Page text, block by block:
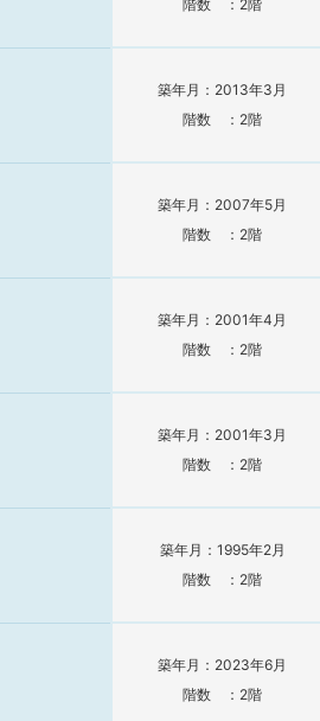
階数 ：2階
築年月：2013年3月
階数 ：2階
築年月：2007年5月
階数 ：2階
築年月：2001年4月
階数 ：2階
築年月：2001年3月
階数 ：2階
築年月：1995年2月
階数 ：2階
築年月：2023年6月
階数 ：2階